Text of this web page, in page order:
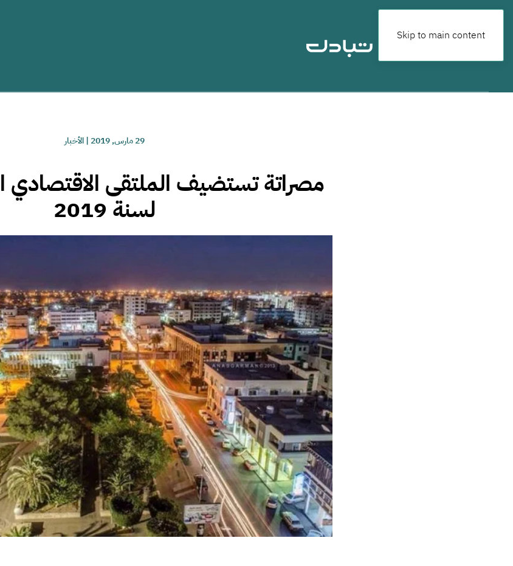
Skip to main content
29 مارس, 2019 |الأخبار
مصراتة تستضيف الملتقى الاقتصادي
لسنة 2019